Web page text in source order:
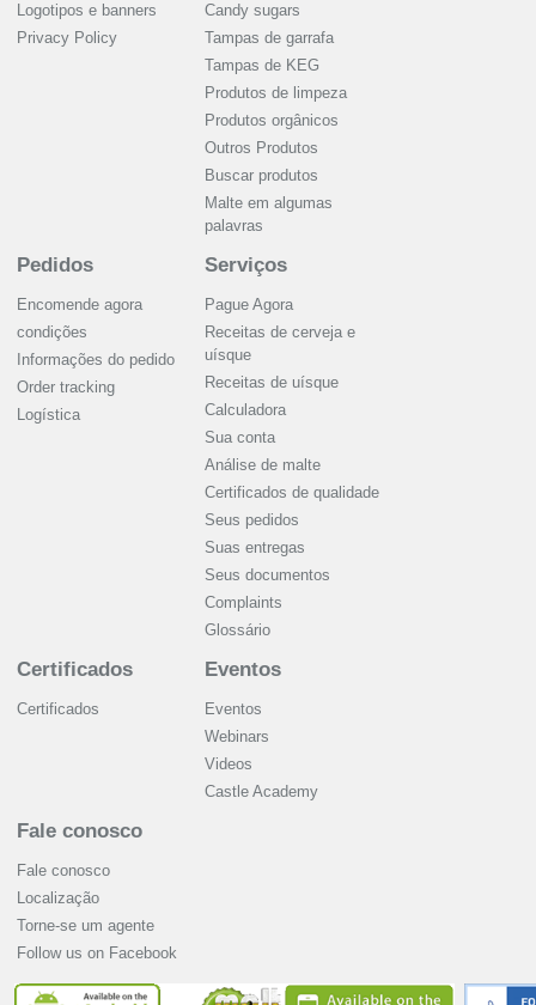
Logotipos e banners
Privacy Policy
Candy sugars
Tampas de garrafa
Tampas de KEG
Produtos de limpeza
Produtos orgânicos
Outros Produtos
Buscar produtos
Malte em algumas
palavras
Pedidos
Encomende agora
condições
Informações do pedido
Order tracking
Logística
Serviços
Pague Agora
Receitas de cerveja e
uísque
Receitas de uísque
Calculadora
Sua conta
Análise de malte
Certificados de qualidade
Seus pedidos
Suas entregas
Seus documentos
Complaints
Glossário
Certificados
Certificados
Eventos
Eventos
Webinars
Videos
Castle Academy
Fale conosco
Fale conosco
Localização
Torne-se um agente
Follow us on Facebook